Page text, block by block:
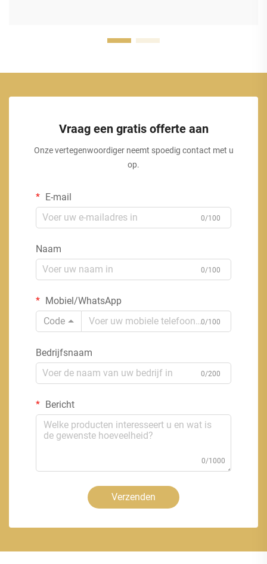
Vraag een gratis offerte aan
Onze vertegenwoordiger neemt spoedig contact met u
op.
E-mail
0/100
Naam
0/100
Mobiel/WhatsApp
Code
0/100
Bedrijfsnaam
0/200
Bericht
0/1000
Verzenden